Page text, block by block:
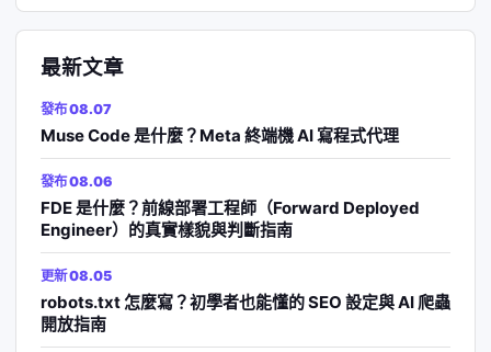
最新文章
發布 08.07
Muse Code 是什麼？Meta 終端機 AI 寫程式代理
發布 08.06
FDE 是什麼？前線部署工程師（Forward Deployed
Engineer）的真實樣貌與判斷指南
更新 08.05
robots.txt 怎麼寫？初學者也能懂的 SEO 設定與 AI 爬蟲
開放指南